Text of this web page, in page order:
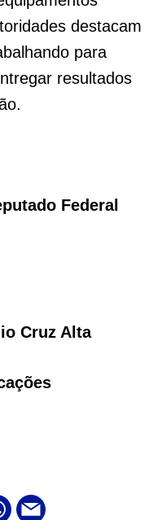
destacam
para
resultados
Federal
Cruz Alta